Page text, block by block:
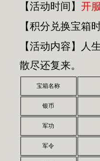
【活动时间】 开
【积分兑换宝箱
【活动内容】人
散尽还复来。
宝箱名称
银币
军功
军令